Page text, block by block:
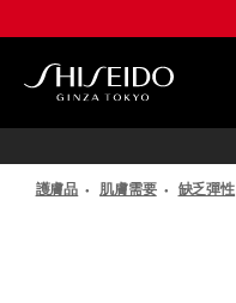
至
護膚品 肌膚需要 缺乏彈性